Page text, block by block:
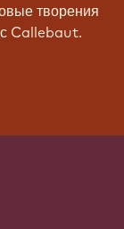
творения
с Callebaut.